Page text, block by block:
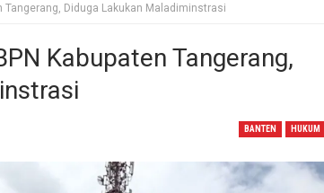
Tangerang, Diduga Lakukan Maladiminstrasi
Kabupaten Tangerang,
BANTEN HUKUM